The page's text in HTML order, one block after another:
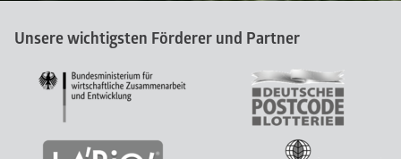
Unsere wichtigsten Förderer und Partner